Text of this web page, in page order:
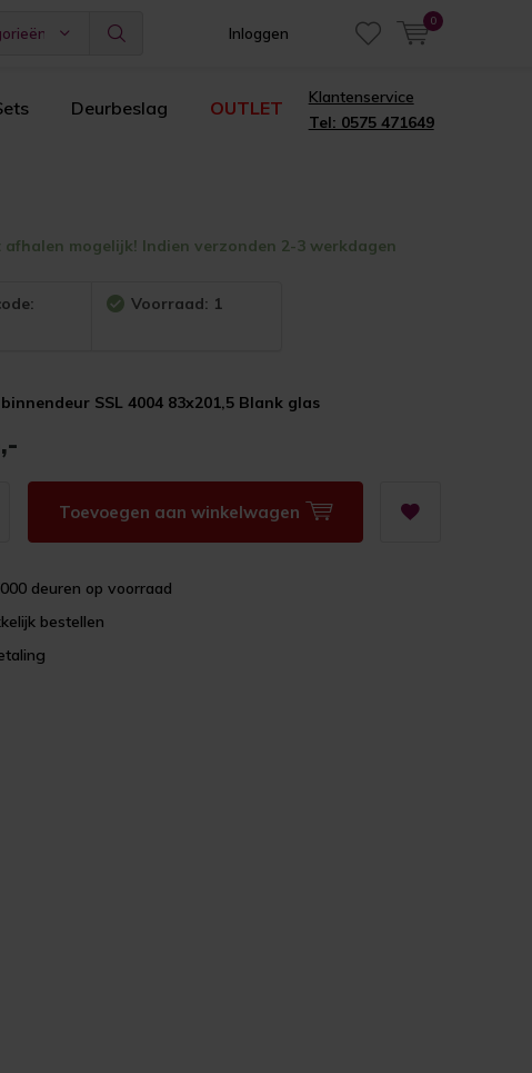
Inloggen
0
Deurbeslag OUTLET
Klantenservice
Tel: 0575 471649
afhalen mogelijk! Indien verzonden 2-3 werkdagen
Voorraad: 1
SSL 4004 83x201,5 Blank glas
Toevoegen aan winkelwagen
deuren op voorraad
bestellen